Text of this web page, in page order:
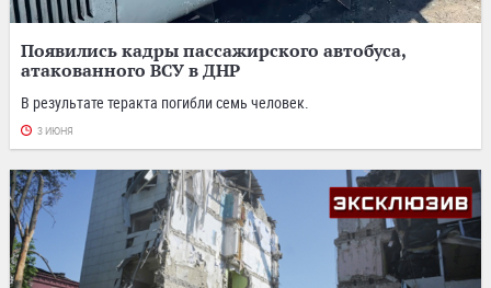
Появились кадры пассажирского автобуса,
атакованного ВСУ в ДНР
В результате теракта погибли семь человек.
3 ИЮНЯ